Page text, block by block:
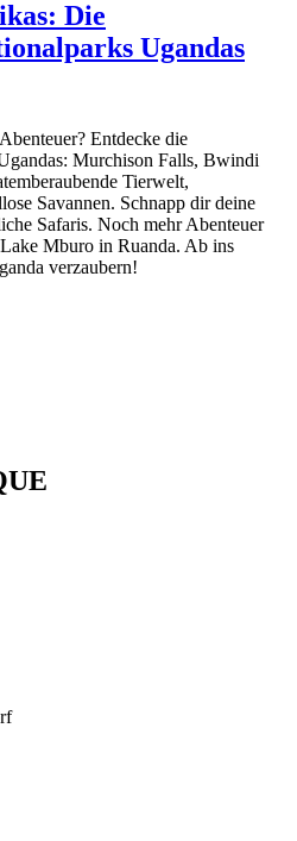
Die
Ugandas
Entdecke die
Murchison Falls, Bwindi
Tierwelt,
Savannen. Schnapp dir deine
Safaris. Noch mehr Abenteuer
Mburo in Ruanda. Ab ins
verzaubern!